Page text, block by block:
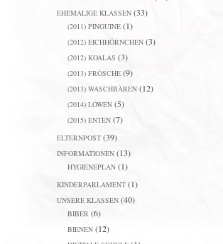
EHEMALIGE KLASSEN(33)
(2011) PINGUINE(1)
(2012) EICHHÖRNCHEN(3)
(2012) KOALAS (3)
(2013) FRÖSCHE(9)
(2013) WASCHBÄREN(12)
(2014) LÖWEN(5)
(2015) ENTEN(7)
ELTERNPOST(39)
INFORMATIONEN(13)
HYGIENEPLAN(1)
KINDERPARLAMENT(1)
UNSERE KLASSEN(40)
BIBER (6)
BIENEN(12)